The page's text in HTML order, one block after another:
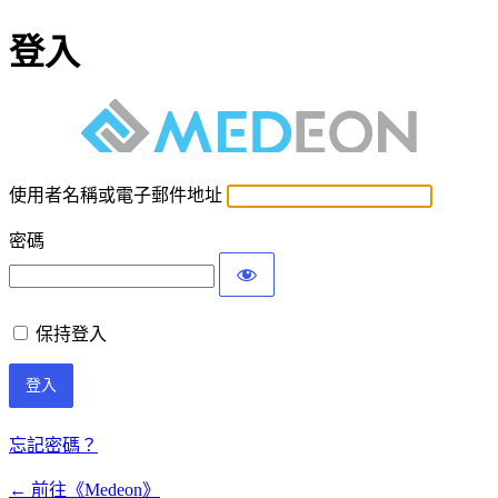
登入
使用者名稱或電子郵件地址
密碼
保持登入
忘記密碼？
← 前往《Medeon》